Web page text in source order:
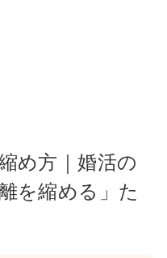
め方｜婚活の
を縮める」た